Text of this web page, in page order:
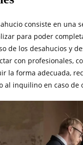
consiste en una
para poder
de los desahucios y
con profesionales,
la forma adecuada,
al inquilino en caso de